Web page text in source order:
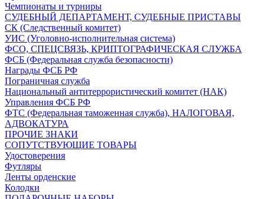
Чемпионаты и турниры
СУДЕБНЫЙ ДЕПАРТАМЕНТ, СУДЕБНЫЕ ПРИСТАВЫ
СК (Следственный комитет)
УИС (Уголовно-исполнительная система)
ФСО, СПЕЦСВЯЗЬ, КРИПТОГРАФИЧЕСКАЯ СЛУЖБА
ФСБ (Федеральная служба безопасности)
Награды ФСБ РФ
Пограничная служба
Национальный антитеррористический комитет (НАК)
Управления ФСБ РФ
ФТС (Федеральная таможенная служба), НАЛОГОВАЯ,
АДВОКАТУРА
ПРОЧИЕ ЗНАКИ
СОПУТСТВУЮЩИЕ ТОВАРЫ
Удостоверения
Футляры
Ленты орденские
Колодки